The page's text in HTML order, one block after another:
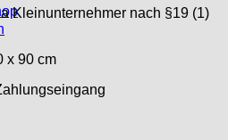
Kleinunternehmer nach §19 (1)
x 90 cm